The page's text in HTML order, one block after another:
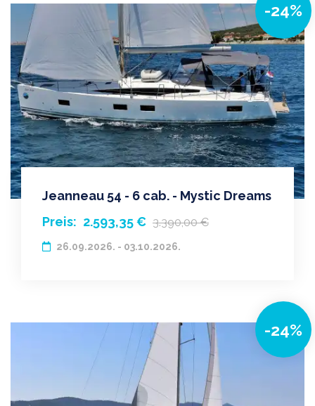
-24%
Jeanneau 54 - 6 cab. - Mystic Dreams
Preis: 2.593,35 € 3.390,00 €
26.09.2026. - 03.10.2026.
-24%